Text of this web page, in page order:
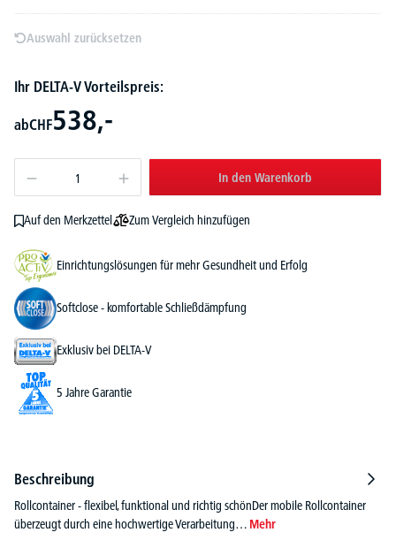
Auswahl zurücksetzen
Ihr DELTA-V Vorteilspreis:
abCHF538,-
In den Warenkorb
Auf den Merkzettel Zum Vergleich hinzufügen
Einrichtungslösungen für mehr Gesundheit und Erfolg
Softclose - komfortable Schließdämpfung
Exklusiv bei DELTA-V
5 Jahre Garantie
Beschreibung
Rollcontainer - flexibel, funktional und richtig schönDer mobile Rollcontainer
überzeugt durch eine hochwertige Verarbeitung… Mehr